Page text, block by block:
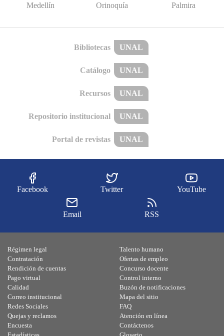
Medellín Orinoquía Palmira
Bibliotecas UNAL
Catálogo UNAL
Recursos UNAL
Repositorio institucional UNAL
Portal de revistas UNAL
Facebook Twitter YouTube
Email RSS
Régimen legal
Contratación
Rendición de cuentas
Pago virtual
Calidad
Talento humano
Ofertas de empleo
Concurso docente
Control interno
Buzón de notificaciones
Correo institucional
Redes Sociales
Quejas y reclamos
Encuesta
Mapa del sitio
FAQ
Atención en línea
Contáctenos